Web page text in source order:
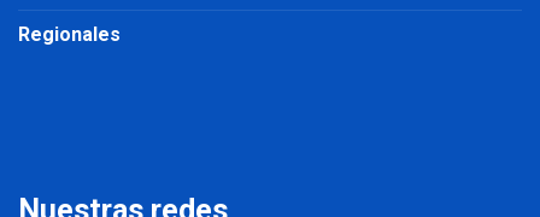
Regionales